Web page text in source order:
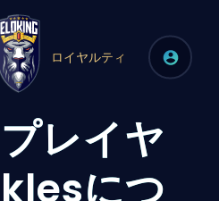
ロイヤルティ
レイヤ
につ